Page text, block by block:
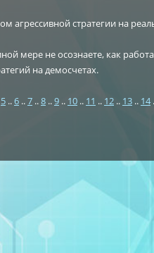
агрессивной стратегии на
мере не осознаете, как
на демосчетах.
5 ..6 ..7 ..8 ..9 .. 10 .. 11 .. 12 .. 13 .. 14